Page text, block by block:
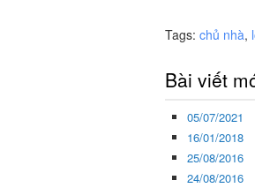
Tags: chủ nhà,
Bài viết
05/07/2021
16/01/2018
25/08/2016
24/08/2016